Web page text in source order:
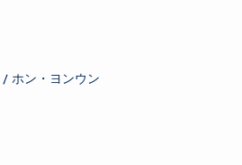
/ ホン・ヨンウン